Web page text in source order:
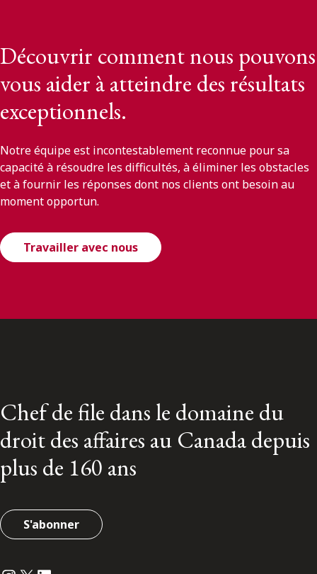
Découvrir comment nous pouvons
vous aider à atteindre des résultats
exceptionnels.
Notre équipe est incontestablement reconnue pour sa
capacité à résoudre les difficultés, à éliminer les obstacles
et à fournir les réponses dont nos clients ont besoin au
moment opportun.
Travailler avec nous
Chef de file dans le domaine du
droit des affaires au Canada depuis
plus de 160 ans
S'abonner